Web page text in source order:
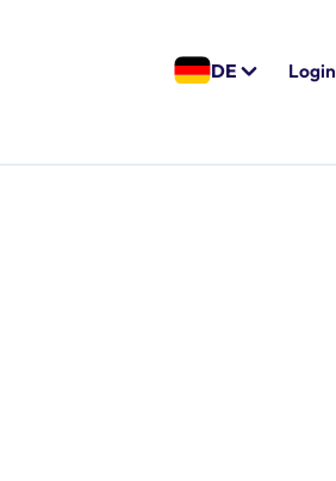
DE Login